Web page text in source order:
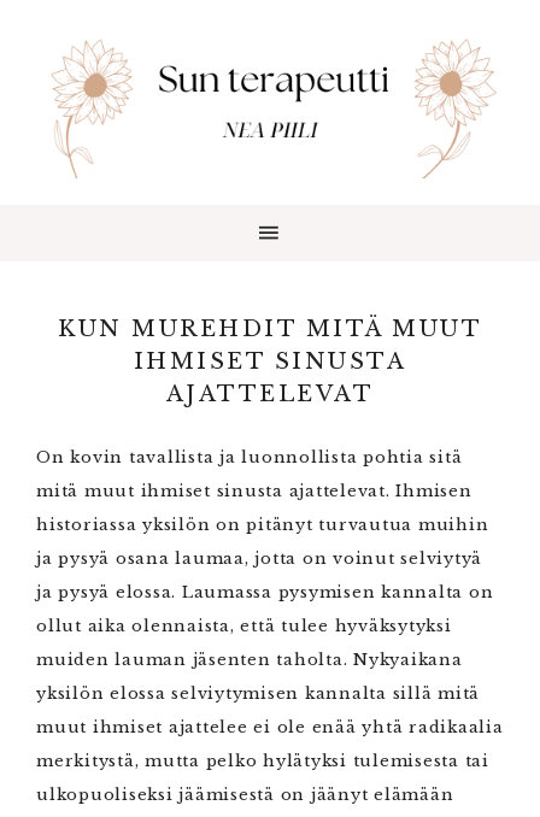
KUN MUREHDIT MITÄ MUUT
IHMISET SINUSTA
AJATTELEVAT
On kovin tavallista ja luonnollista pohtia sitä
mitä muut ihmiset sinusta ajattelevat. Ihmisen
historiassa yksilön on pitänyt turvautua muihin
ja pysyä osana laumaa, jotta on voinut selviytyä
ja pysyä elossa. Laumassa pysymisen kannalta on
ollut aika olennaista, että tulee hyväksytyksi
muiden lauman jäsenten taholta. Nykyaikana
yksilön elossa selviytymisen kannalta sillä mitä
muut ihmiset ajattelee ei ole enää yhtä radikaalia
merkitystä, mutta pelko hylätyksi tulemisesta tai
ulkopuoliseksi jäämisestä on jäänyt elämään